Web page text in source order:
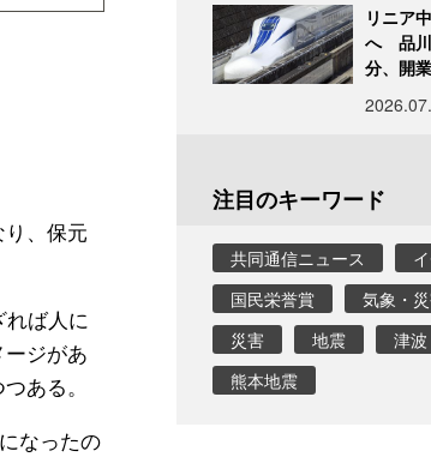
、保元
ば人に
ジがあ
ある。
なったの
リニア
へ 品川
分、開
注目のキーワード
共同通信ニュース
国民栄誉賞
気象・
災害
地震 津波
熊本地震